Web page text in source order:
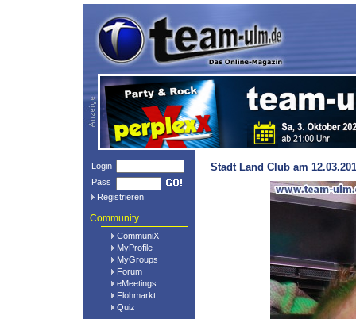
Login
Pass
Registrieren
Community
CommuniX
MyProfile
MyGroups
Forum
eMeetings
Flohmarkt
Quiz
Stadt Land Club am